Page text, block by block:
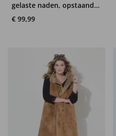
gelaste naden, opstaande
kraag, ritszakken, tot 7XL
€ 99,99